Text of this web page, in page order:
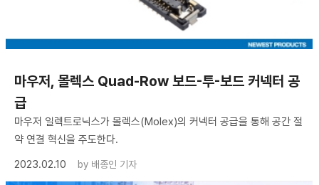
마우저, 몰렉스 Quad-Row 보드-투-보드 커넥터 공
급
마우저 일렉트로닉스가 몰렉스(Molex)의 커넥터 공급을 통해 공간 절
약 연결 혁신을 주도한다.
2023.02.10
by 배종인 기자